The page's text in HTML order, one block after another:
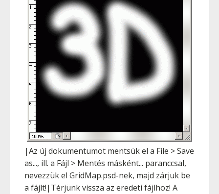
|Az új dokumentumot mentsük el a File > Save
as..., ill. a Fájl > Mentés másként... paranccsal,
nevezzük el GridMap.psd-nek, majd zárjuk be
a fájlt!|Térjünk vissza az eredeti fájlhoz! A